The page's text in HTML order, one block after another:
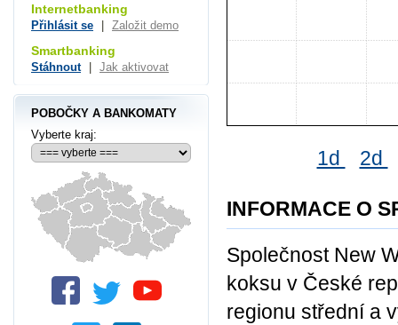
1d 2d
INFORMACE O
Společnost New
koksu v České
regionu střední a
Internetbanking
Přihlásit se Založit demo
Smartbanking
Stáhnout Jak aktivovat
POBOČKY A BANKOMATY
Vyberte kraj: